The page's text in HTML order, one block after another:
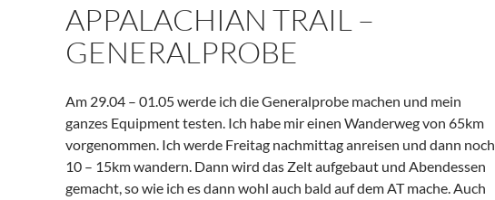
APPALACHIAN TRAIL –
GENERALPROBE
Am 29.04 – 01.05 werde ich die Generalprobe machen und mein
ganzes Equipment testen. Ich habe mir einen Wanderweg von 65km
vorgenommen. Ich werde Freitag nachmittag anreisen und dann noch
10 – 15km wandern. Dann wird das Zelt aufgebaut und Abendessen
gemacht, so wie ich es dann wohl auch bald auf dem AT mache. Auch